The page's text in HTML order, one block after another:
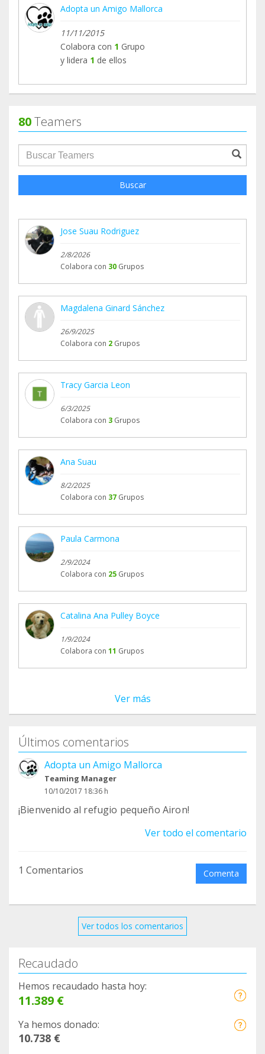
Adopta un Amigo Mallorca
11/11/2015
Colabora con 1 Grupo
y lidera 1 de ellos
80Teamers
groupProfile.searchForm.search.text???
Buscar
Jose Suau Rodriguez
2/8/2026
Colabora con 30 Grupos
Magdalena Ginard Sánchez
26/9/2025
Colabora con 2 Grupos
Tracy Garcia Leon
6/3/2025
Colabora con 3 Grupos
Ana Suau
8/2/2025
Colabora con 37 Grupos
Paula Carmona
2/9/2024
Colabora con 25 Grupos
Catalina Ana Pulley Boyce
1/9/2024
Colabora con 11 Grupos
Ver más
Últimos comentarios
Adopta un Amigo Mallorca
Teaming Manager
10/10/2017 18:36 h
¡Bienvenido al refugio pequeño Airon!
Ver todo el comentario
1 Comentarios Comenta
Ver todos los comentarios
Recaudado
Hemos recaudado hasta hoy:
11.389 €
Ya hemos donado:
10.738 €